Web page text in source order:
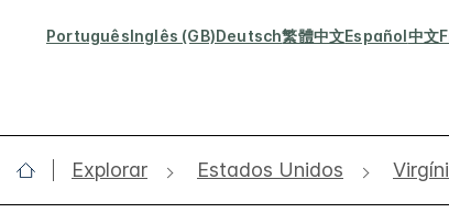
PortuguêsInglês (GB)Deutsch繁體中文Español中文
Explorar Estados Unidos